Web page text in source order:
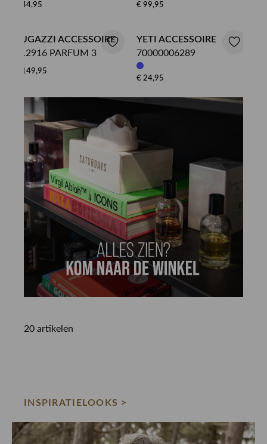
€ 44,95 € 99,95
FUGAZZI ACCESSOIRE
112916 PARFUM 3
€ 149,95
YETI ACCESSOIRE
70000006289
€ 24,95
20 artikelen
INSPIRATIELOOKS >